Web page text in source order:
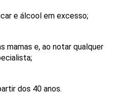
e álcool em excesso;
mamas e, ao notar qualquer
dos 40 anos.